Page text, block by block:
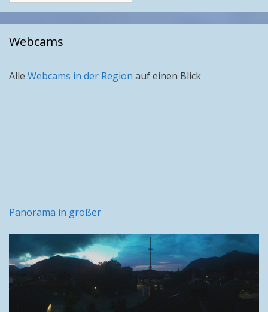
Monat
Webcams
Alle Webcams in der Region auf einen Blick
Panorama in größer